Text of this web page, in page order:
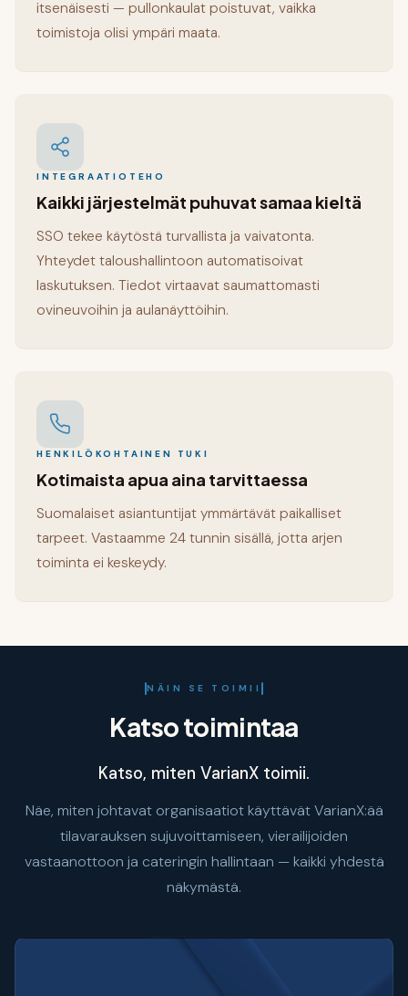
itsenäisesti — pullonkaulat poistuvat, vaikka
toimistoja olisi ympäri maata.
INTEGRAATIOTEHO
Kaikki järjestelmät puhuvat samaa kieltä
SSO tekee käytöstä turvallista ja vaivatonta.
Yhteydet taloushallintoon automatisoivat
laskutuksen. Tiedot virtaavat saumattomasti
ovineuvoihin ja aulanäyttöihin.
HENKILÖKOHTAINEN TUKI
Kotimaista apua aina tarvittaessa
Suomalaiset asiantuntijat ymmärtävät paikalliset
tarpeet. Vastaamme 24 tunnin sisällä, jotta arjen
toiminta ei keskeydy.
NÄIN SE TOIMII
Katso toimintaa
Katso, miten VarianX toimii.
Näe, miten johtavat organisaatiot käyttävät VarianX:ää
tilavarauksen sujuvoittamiseen, vierailijoiden
vastaanottoon ja cateringin hallintaan — kaikki yhdestä
näkymästä.